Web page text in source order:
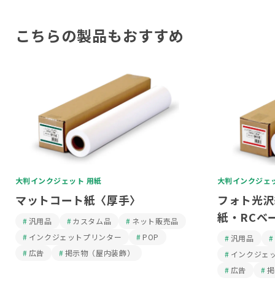
こちらの製品もおすすめ
大判インクジェット 用紙
マットコート紙〈厚手〉
汎用品 カスタム品
ネット販売品
インクジェットプリンター
POP
広告
掲示物（屋内装飾）
大判インクジェ
フォト光
紙・RCベ
汎用品
インクジェ
広告